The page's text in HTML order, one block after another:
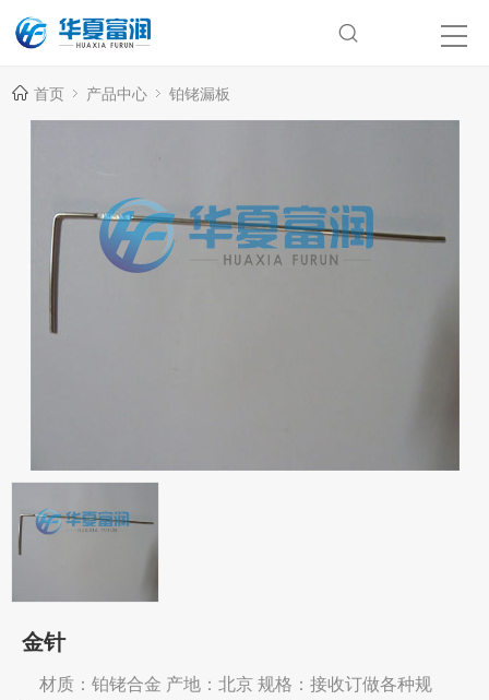
首页 产品中心 铂铑漏板
金针
材质：铂铑合金 产地：北京 规格：接收订做各种规